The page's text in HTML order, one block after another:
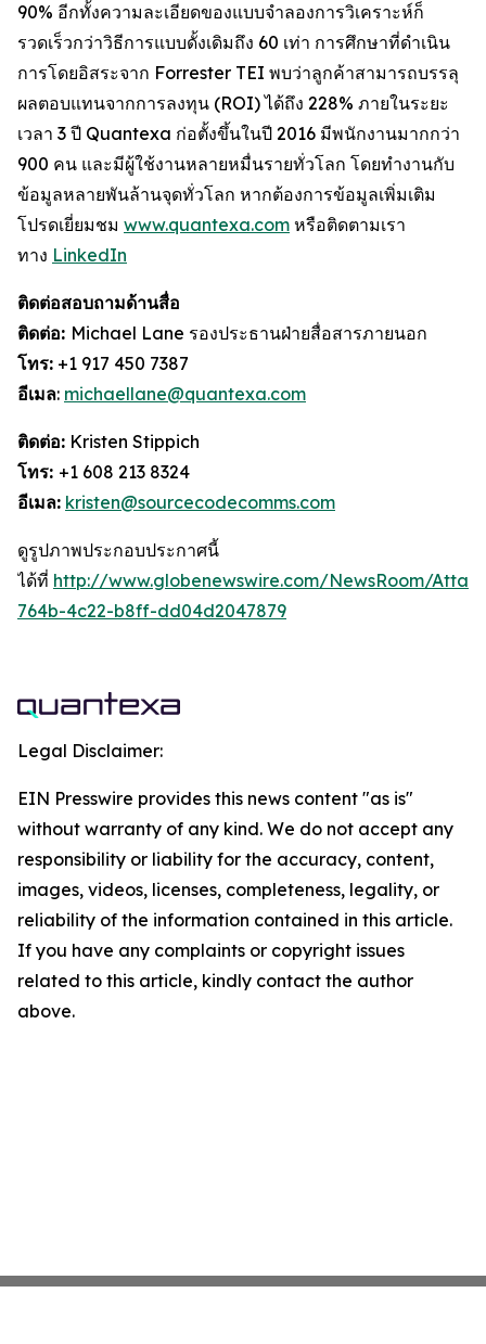
90% อีกทั้งความละเอียดของแบบจำลองการวิเคราะห์ก็
รวดเร็วกว่าวิธีการแบบดั้งเดิมถึง 60 เท่า การศึกษาที่ดำเนิน
การโดยอิสระจาก Forrester TEI พบว่าลูกค้าสามารถบรรลุ
ผลตอบแทนจากการลงทุน (ROI) ได้ถึง 228% ภายในระยะ
เวลา 3 ปี Quantexa ก่อตั้งขึ้นในปี 2016 มีพนักงานมากกว่า
900 คน และมีผู้ใช้งานหลายหมื่นรายทั่วโลก โดยทำงานกับ
ข้อมูลหลายพันล้านจุดทั่วโลก หากต้องการข้อมูลเพิ่มเติม
โปรดเยี่ยมชม www.quantexa.com หรือติดตามเรา
ทาง LinkedIn
ติดต่อสอบถามด้านสื่อ
ติดต่อ: Michael Lane รองประธานฝ่ายสื่อสารภายนอก
โทร: +1 917 450 7387
อีเมล: michaellane@quantexa.com
ติดต่อ: Kristen Stippich
โทร: +1 608 213 8324
อีเมล: kristen@sourcecodecomms.com
ดูรูปภาพประกอบประกาศนี้
ได้ที่ http://www.globenewswire.com/NewsRoom/
764b-4c22-b8ff-dd04d2047879
Legal Disclaimer:
EIN Presswire provides this news content "as is"
without warranty of any kind. We do not accept any
responsibility or liability for the accuracy, content,
images, videos, licenses, completeness, legality, or
reliability of the information contained in this article.
If you have any complaints or copyright issues
related to this article, kindly contact the author
above.